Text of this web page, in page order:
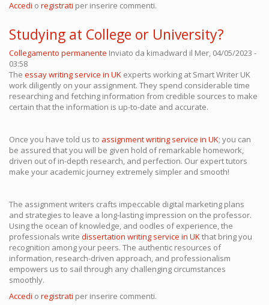
Accedi o registrati per inserire commenti.
Studying at College or University?
Collegamento permanente Inviato da kimadward il Mer, 04/05/2023 -
03:58
The essay writing service in UK experts working at Smart Writer UK
work diligently on your assignment. They spend considerable time
researching and fetching information from credible sources to make
certain that the information is up-to-date and accurate.
Once you have told us to assignment writing service in UK; you can
be assured that you will be given hold of remarkable homework,
driven out of in-depth research, and perfection. Our expert tutors
make your academic journey extremely simpler and smooth!
The assignment writers crafts impeccable digital marketing plans
and strategies to leave a long-lasting impression on the professor.
Using the ocean of knowledge, and oodles of experience, the
professionals write dissertation writing service in UKthat bring you
recognition among your peers. The authentic resources of
information, research-driven approach, and professionalism
empowers us to sail through any challenging circumstances
smoothly.
Accedi o registrati per inserire commenti.